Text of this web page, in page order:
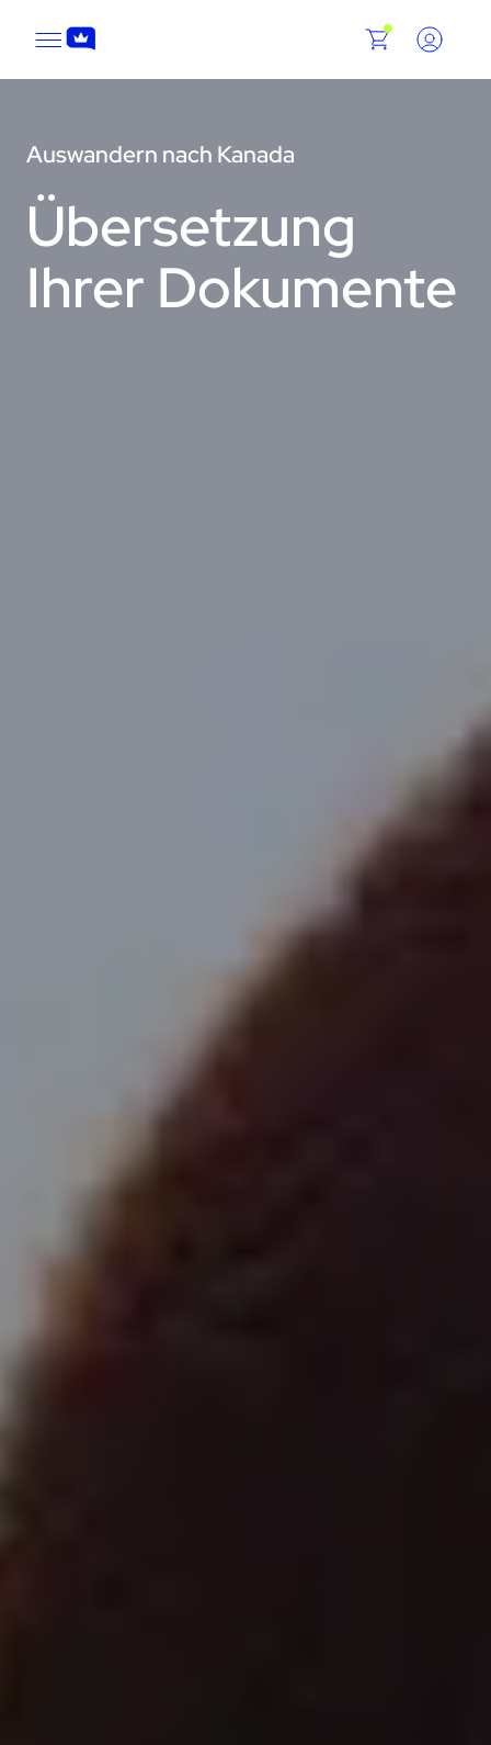
Auswandern nach Kanada
Übersetzung
Ihrer Dokumente